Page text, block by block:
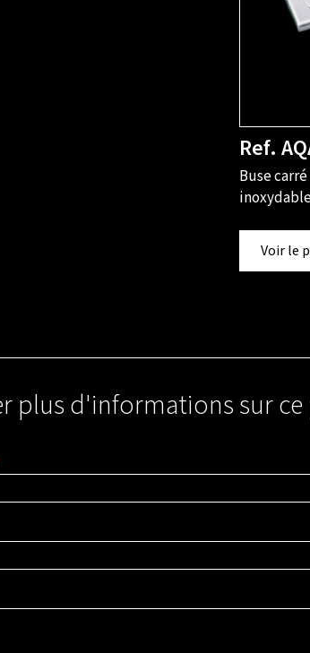
Ref.
Buse
Voir le
plus d'informations sur